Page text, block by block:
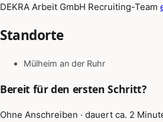
DEKRA Arbeit GmbH Recruiting-Team
Standorte
Mülheim an der Ruhr
Bereit für den ersten Schritt?
Ohne Anschreiben · dauert ca. 2